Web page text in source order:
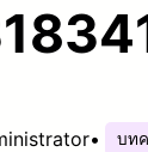
• บท